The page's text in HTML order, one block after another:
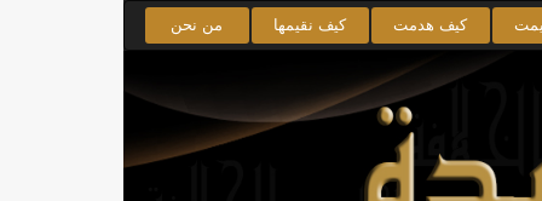
كيف هدمت كيف نقيمها من نحن